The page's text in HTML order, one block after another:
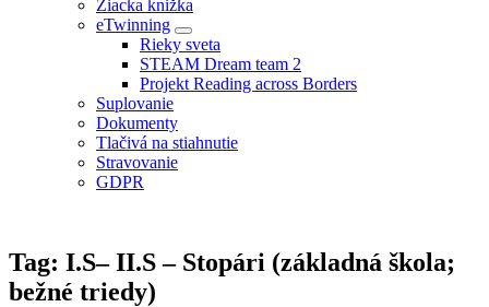
Žiacka knižka
eTwinning
Rieky sveta
STEAM Dream team 2
Projekt Reading across Borders
Suplovanie
Dokumenty
Tlačivá na stiahnutie
Stravovanie
GDPR
Tag: I.S– II.S – Stopári (základná škola;
bežné triedy)